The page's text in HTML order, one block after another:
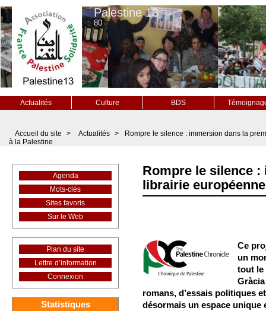
Palestine 13
80
Actualités Culture BDS
Accueil du site > Actualités >
Rompre le silence : immersion dans la
à la Palestine
Rompre le silence
librairie
Ce
un
tout le
romans, d’essais politiques
désormais un espace
Agenda
Mots-clés
Sites favoris
Sur le Web
Plan du site
Lettre d’information
Connexion
Statistiques